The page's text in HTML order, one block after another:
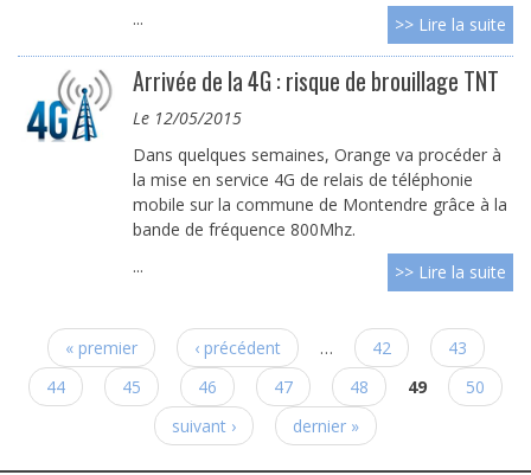
... >> Lire la suite
Arrivée de la 4G : risque de brouillage TNT
le 12/05/2015
Dans quelques semaines, Orange va procéder à
la mise en service 4G de relais de téléphonie
mobile sur la commune de Montendre grâce à la
bande de fréquence 800Mhz.
...
>> Lire la suite
Pages« premier ‹ précédent … 42
43
44
45 46 47 48 49
50
suivant ›
dernier »